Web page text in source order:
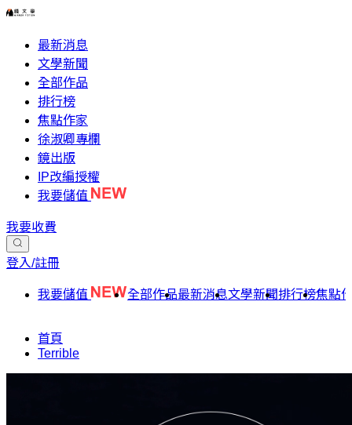
最新消息
文學新聞
全部作品
排行榜
焦點作家
徐淑卿專欄
鏡出版
IP改編授權
我要儲值
我要收費
登入/註冊
我要儲值 全部作品最新消息文學新聞排行榜焦點
首頁
Terrible